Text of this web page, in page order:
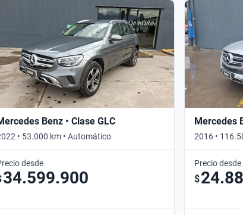
Benz • Clase GLC
• 53.000 km • Automático
desde
34.599.900
Mercedes
2016 •
Precio desde
$